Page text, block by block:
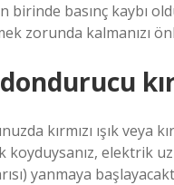
birinde basınç kaybı
zorunda kalmanızı
kırmızı ışık veya
koyduysanız, elektrik
yanmaya